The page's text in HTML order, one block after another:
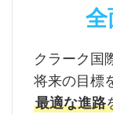
全
クラーク国
将来の目標
最適な進路